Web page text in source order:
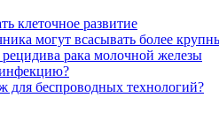
клеточное развитие
могут всасывать более
рака молочной железы
для беспроводных технологий?